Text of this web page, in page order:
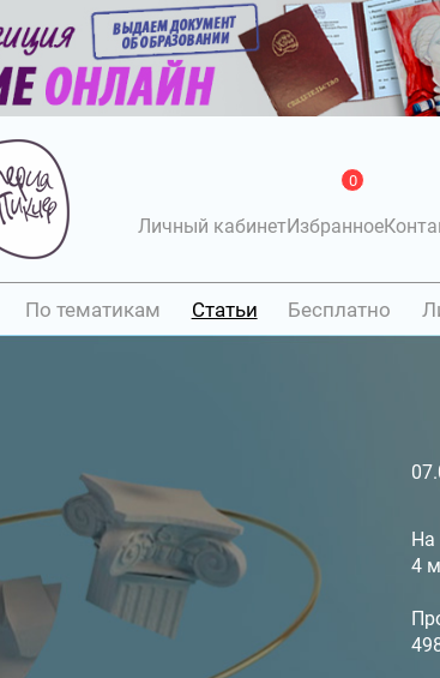
Личный кабинетИзбранное
0
По тематикам Статьи Бесплатно
На
4